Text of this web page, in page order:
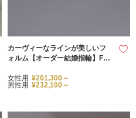
カーヴィーなラインが美しいフ
ォルム【オーダー結婚指輪】Fe
女性用 ¥201,300～
男性用 ¥232,100～